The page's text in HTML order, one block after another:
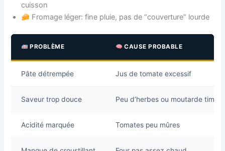
cuisson
Fromage léger: fine pluie, pas de “couverture” lourde
PROBLÈME CAUSE PROBABLE
Pâte détrempée Jus de tomate excessif
Saveur trop douce Peu d’herbes ou moutarde timide
Acidité marquée Tomates peu mûres